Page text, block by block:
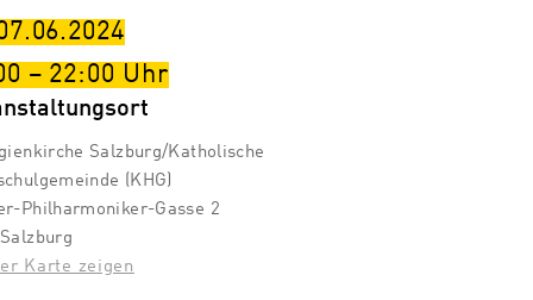
– 22:00 Uhr
Salzburg/Katholische
(KHG)
Philharmoniker-Gasse 2
Karte zeigen